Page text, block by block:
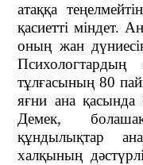
атаққа
қасиетті міндет.
оның жан
Психологтардың
тұлғасының 80
яғни ана қасында
Демек,
құндылықтар
халқының